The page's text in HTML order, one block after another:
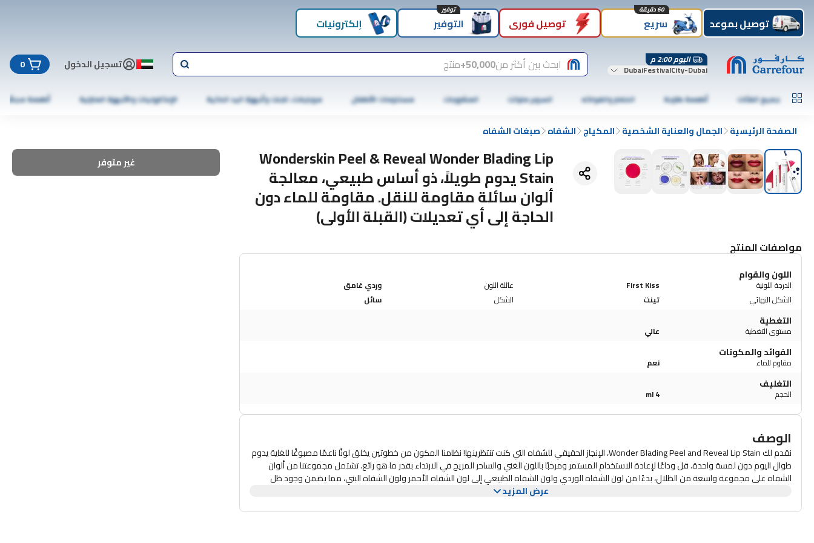
توصيل بموعد سريع
60 دقيقة
توصيل فوري التوفير
توفير
إلكترونيات
اليوم 2:00 م
DubaiFestivalCity-Dubai ابحث بين أكثر من50,000+ منتج تسجيل الدخول 0
جميع الفئات أطعمة طازجة الخضار والفواكه السوبر ماركت المشروبات مستلزمات الأطفال موبايلات، تابلت وأجهزة اليد الذكية الإلكترونيات والأجهزة المنزلية أطعمة مجمّدة
الصفحة الرئيسية الجمال والعناية الشخصية المكياج الشفاه صبغات الشفاه
Wonderskin Peel & Reveal Wonder Blading Lip
Stain يدوم طويلاً، ذو أساس طبيعي، معالجة
ألوان سائلة مقاومة للنقل. مقاومة للماء دون
الحاجة إلى أي تعديلات (القبلة الأولى)
غير متوفر
مواصفات المنتج
اللون والقوام
الدرجة اللونية First Kiss عائلة اللون
وردي غامق
الشكل النهائي
تينت الشكل سائل
التغطية
مستوى التغطية عالي
الفوائد والمكونات
مقاوم للماء نعم
التغليف
الحجم 4 ml
الوصف
نقدم لك Wonder Blading Peel and Reveal Lip Stain، الإنجاز الحقيقي للشفاه التي كنت تنتظرينها! نظامنا المكون من خطوتين يخلق لونًا ناعمًا مصبوغًا للغاية يدوم
طوال اليوم دون لمسة واحدة. قل وداعًا لإعادة الاستخدام المستمر ومرحبًا باللون الغني والساحر المريح في الارتداء بقدر ما هو رائع. تشتمل مجموعتنا من ألوان
الشفاه على مجموعة واسعة من الظلال، بدءًا من لون الشفاه الوردي ولون الشفاه الطبيعي إلى لون الشفاه الأحمر ولون الشفاه البني، مما يضمن وجود ظل
مثالي للجميع. تم تصميم القاعدة الطبيعية المكونة من خطوتين لملون الشفاه الذي يدوم طويلاً لتكون مقاومة للماء ومقاومة للتحول وخالية من الكحول، مما
ملون الشفاه الطبيعي. تعمل تقنية الشفرات السائلة التي تنتظر الحصول على براءة اختراع على دمج الألوان والأصباغ في الطبقة العليا من الشفاه، مما يخلق صبغة
عرض المزيد